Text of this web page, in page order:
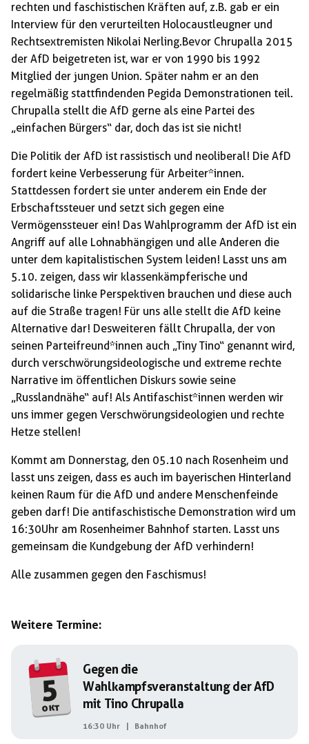
rechten und faschistischen Kräften auf, z.B. gab er ein
Interview für den verurteilten Holocaustleugner und
Rechtsextremisten Nikolai Nerling.Bevor Chrupalla 2015
der AfD beigetreten ist, war er von 1990 bis 1992
Mitglied der jungen Union. Später nahm er an den
regelmäßig stattfindenden Pegida Demonstrationen teil.
Chrupalla stellt die AfD gerne als eine Partei des
„einfachen Bürgers“ dar, doch das ist sie nicht!
Die Politik der AfD ist rassistisch und neoliberal! Die AfD
fordert keine Verbesserung für Arbeiter*innen.
Stattdessen fordert sie unter anderem ein Ende der
Erbschaftssteuer und setzt sich gegen eine
Vermögenssteuer ein! Das Wahlprogramm der AfD ist ein
Angriff auf alle Lohnabhängigen und alle Anderen die
unter dem kapitalistischen System leiden! Lasst uns am
5.10. zeigen, dass wir klassenkämpferische und
solidarische linke Perspektiven brauchen und diese auch
auf die Straße tragen! Für uns alle stellt die AfD keine
Alternative dar! Desweiteren fällt Chrupalla, der von
seinen Parteifreund*innen auch „Tiny Tino“ genannt wird,
durch verschwörungsideologische und extreme rechte
Narrative im öffentlichen Diskurs sowie seine
„Russlandnähe“ auf! Als Antifaschist*innen werden wir
uns immer gegen Verschwörungsideologien und rechte
Hetze stellen!
Kommt am Donnerstag, den 05.10 nach Rosenheim und
lasst uns zeigen, dass es auch im bayerischen Hinterland
keinen Raum für die AfD und andere Menschenfeinde
geben darf! Die antifaschistische Demonstration wird um
16:30Uhr am Rosenheimer Bahnhof starten. Lasst uns
gemeinsam die Kundgebung der AfD verhindern!
Alle zusammen gegen den Faschismus!
Weitere Termine:
okt
5
Gegen die
Wahlkampfsveranstaltung der AfD
mit Tino Chrupalla
16:30 Uhr Bahnhof